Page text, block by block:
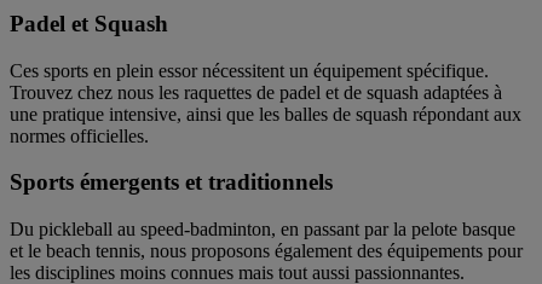
Padel et Squash
Ces sports en plein essor nécessitent un équipement spécifique.
Trouvez chez nous les raquettes de padel et de squash adaptées à
une pratique intensive, ainsi que les balles de squash répondant aux
normes officielles.
Sports émergents et traditionnels
Du pickleball au speed-badminton, en passant par la pelote basque
et le beach tennis, nous proposons également des équipements pour
les disciplines moins connues mais tout aussi passionnantes.